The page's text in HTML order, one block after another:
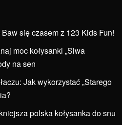
się czasem z 123 Kids Fun!
moc kołysanki „Siwa
na sen
Jak wykorzystać „Starego
polska kołysanka do snu